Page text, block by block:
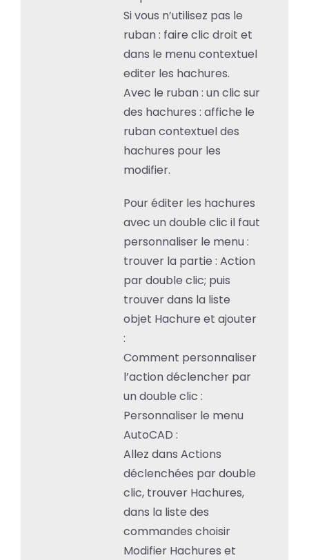
Si vous n’utilisez pas le
ruban : faire clic droit et
dans le menu contextuel
editer les hachures.
Avec le ruban : un clic sur
des hachures : affiche le
ruban contextuel des
hachures pour les
modifier.
Pour éditer les hachures
avec un double clic il faut
personnaliser le menu :
trouver la partie : Action
par double clic; puis
trouver dans la liste
objet Hachure et ajouter
:
Comment personnaliser
l’action déclencher par
un double clic :
Personnaliser le menu
AutoCAD :
Allez dans Actions
déclenchées par double
clic, trouver Hachures,
dans la liste des
commandes choisir
Modifier Hachures et